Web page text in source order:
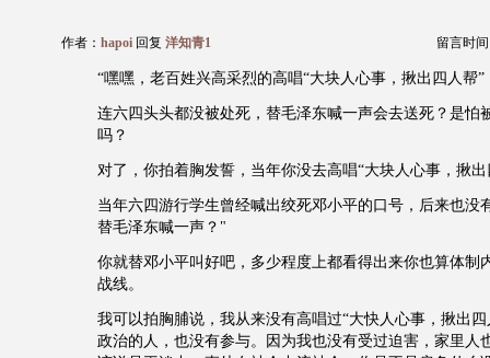
作者： hapoi 回复 洋知青1 留言时间
“嘿嘿，老百姓兴高采烈的高唱“大块人心事，揪出四人帮
连六四头头都没被处死，替毛泽东喊一声会去送死？是怕
吗？
对了，你拍着胸发誓，当年你没去高唱“大块人心事，揪出
当年六四游行学生曾经喊出绞死邓小平的口号，后来也没
替毛泽东喊一声？"
你就替邓小平叫好吧，多少程度上都看得出来你也算体制
战线。
我可以拍胸脯说，我从来没有高唱过“大快人心事，揪出
政治的人，也没有参与。因为我也没有受过迫害，家里人